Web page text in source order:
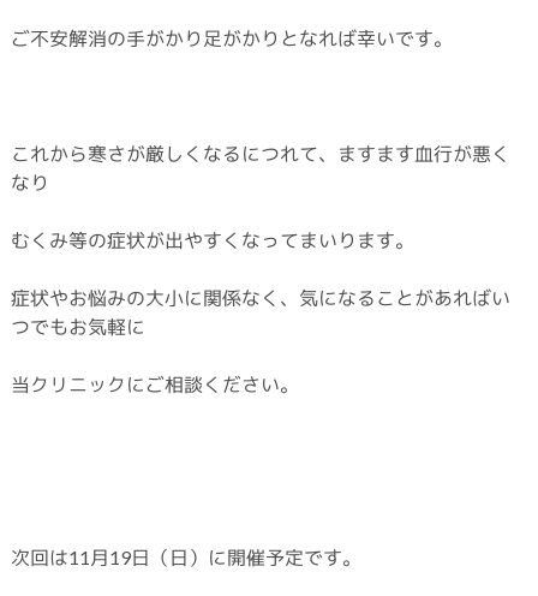
ご不安解消の手がかり足がかりとなれば幸いです。
これから寒さが厳しくなるにつれて、ますます血行が悪く
なり
むくみ等の症状が出やすくなってまいります。
症状やお悩みの大小に関係なく、気になることがあればい
つでもお気軽に
当クリニックにご相談ください。
次回は11月19日（日）に開催予定です。